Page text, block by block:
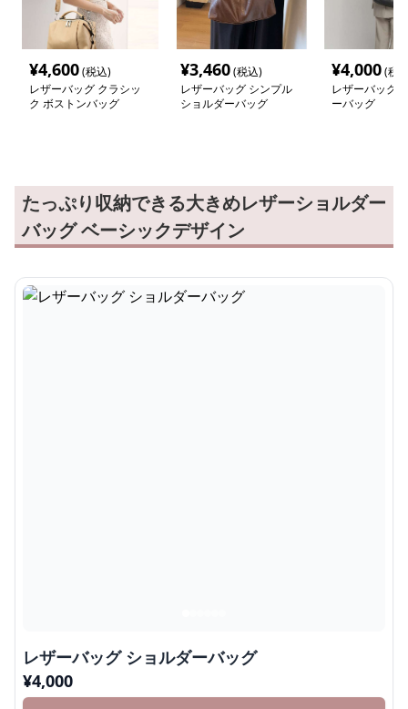
¥4,600(税込)
レザーバッグ クラシッ
ク ボストンバッグ
¥3,460(税込)
レザーバッグ シンプル
ショルダーバッグ
¥4,000(税
レザーバッグ
ーバッグ
たっぷり収納できる大きめレザーショルダー
バッグ ベーシックデザイン
レザーバッグ ショルダーバッグ
¥4,000